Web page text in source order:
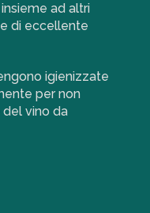
ad altri
di eccellente
igienizzate
per non
vino da